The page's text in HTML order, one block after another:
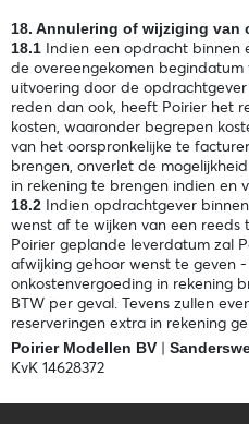
18. Annulering of wijziging van
18.1 Indien een opdracht binnen
de overeengekomen
uitvoering door de
reden dan ook, heeft Poirier het
kosten, waaronder begrepen
van het oorspronkelijke te
brengen, onverlet de
in rekening te brengen indien en
18.2 Indien opdrachtgever
wenst af te wijken van een
Poirier geplande leverdatum zal
afwijking gehoor wenst te geven
onkostenvergoeding in rekening
BTW per geval. Tevens zullen
reserveringen extra in rekening
Poirier Modellen BV |
KvK 14628372